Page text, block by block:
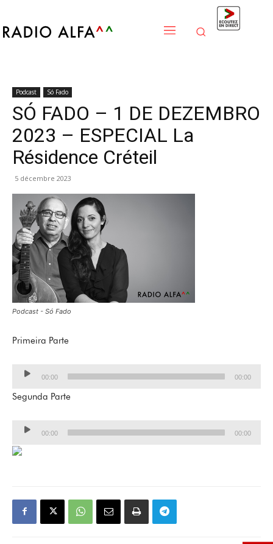
Podcast Só Fado
SÓ FADO – 1 DE DEZEMBRO
2023 – ESPECIAL La
Résidence Créteil
5 décembre 2023
Podcast - Só Fado
Primeira Parte
Lecteur
00:00 00:00
Segunda Parte
Lecteur
00:00 00:00